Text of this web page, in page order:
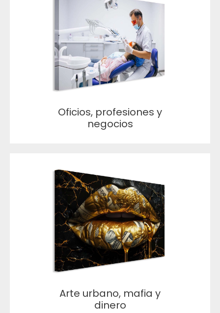
Oficios, profesiones y
negocios
Arte urbano, mafia y
dinero